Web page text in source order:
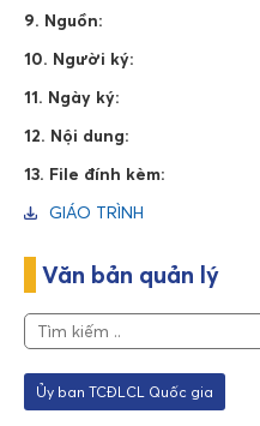
9. Nguồn:
10. Người ký:
11. Ngày ký:
12. Nội dung:
13. File đính kèm:
GIÁO TRÌNH
Văn bản quản lý
Ủy ban TCĐLCL Quốc gia